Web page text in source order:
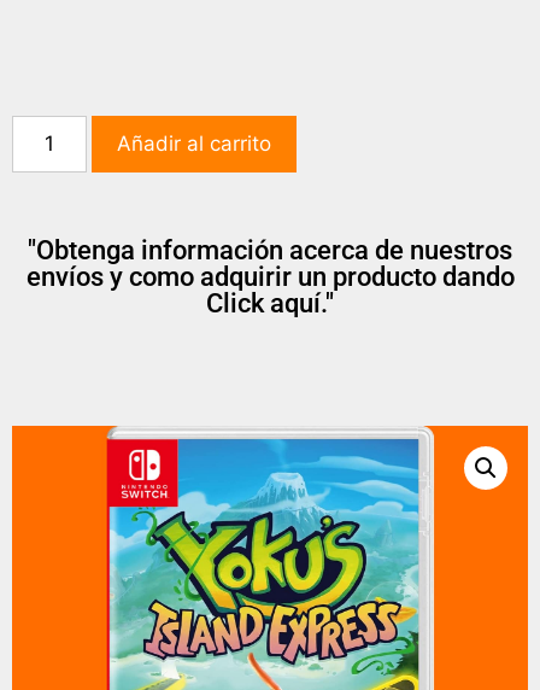
Añadir al carrito
"Obtenga información acerca de nuestros
envíos y como adquirir un producto dando
Click aquí."